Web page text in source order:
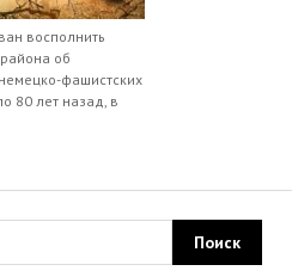
восполнить
об
фашистских
80 лет назад, в